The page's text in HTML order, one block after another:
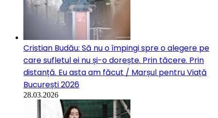
Cristian Budău: Să nu o împingi spre o alegere pe
care sufletul ei nu și-o dorește. Prin tăcere. Prin
distanță. Eu asta am făcut / Marșul pentru Viață
București 2026
28.03.2026